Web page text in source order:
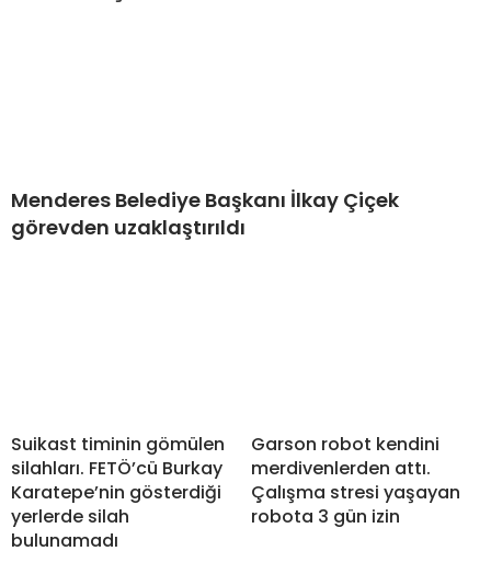
Menderes Belediye Başkanı İlkay Çiçek
görevden uzaklaştırıldı
Suikast timinin gömülen
silahları. FETÖ’cü Burkay
Karatepe’nin gösterdiği
yerlerde silah
bulunamadı
Garson robot kendini
merdivenlerden attı.
Çalışma stresi yaşayan
robota 3 gün izin